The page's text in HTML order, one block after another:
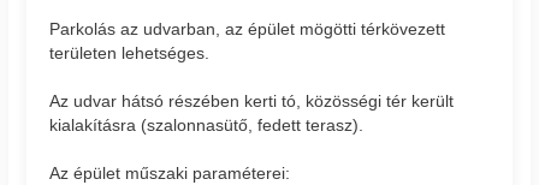
Parkolás az udvarban, az épület mögötti térkövezett
területen lehetséges.
Az udvar hátsó részében kerti tó, közösségi tér került
kialakításra (szalonnasütő, fedett terasz).
Az épület műszaki paraméterei: